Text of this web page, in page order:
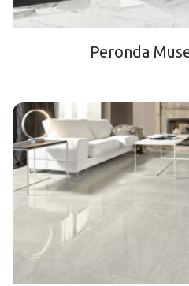
Peronda